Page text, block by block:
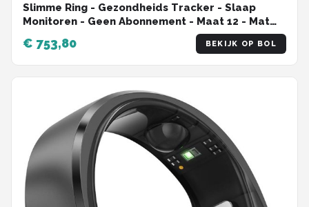
Slimme Ring - Gezondheids Tracker - Slaap
Monitoren - Geen Abonnement - Maat 12 - Mat
€ 753,80 BEKIJK OP BOL